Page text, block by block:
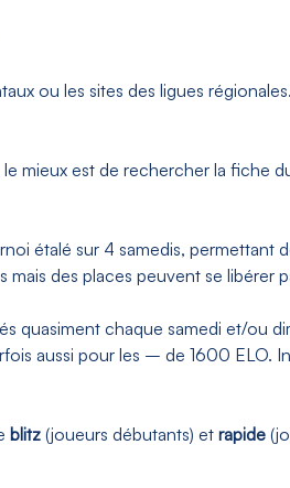
ou les sites des ligues
mieux est de rechercher la fiche
étalé sur 4 samedis, permettant
des places peuvent se libérer
quasiment chaque samedi et/ou
aussi pour les – de 1600 ELO.
blitz (joueurs débutants) et rapide